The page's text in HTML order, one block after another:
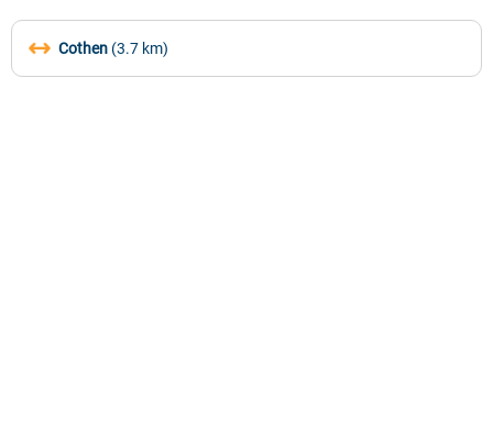
Cothen (3.7 km)